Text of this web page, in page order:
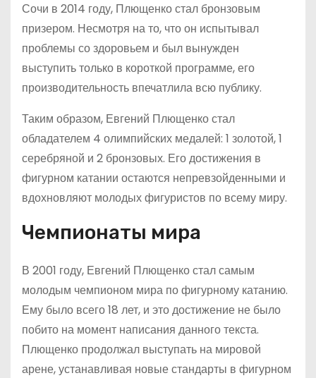
Сочи в 2014 году, Плющенко стал бронзовым
призером. Несмотря на то, что он испытывал
проблемы со здоровьем и был вынужден
выступить только в короткой программе, его
производительность впечатлила всю публику.
Таким образом, Евгений Плющенко стал
обладателем 4 олимпийских медалей: 1 золотой, 1
серебряной и 2 бронзовых. Его достижения в
фигурном катании остаются непревзойденными и
вдохновляют молодых фигуристов по всему миру.
Чемпионаты мира
В 2001 году, Евгений Плющенко стал самым
молодым чемпионом мира по фигурному катанию.
Ему было всего 18 лет, и это достижение не было
побито на момент написания данного текста.
Плющенко продолжал выступать на мировой
арене, устанавливая новые стандарты в фигурном